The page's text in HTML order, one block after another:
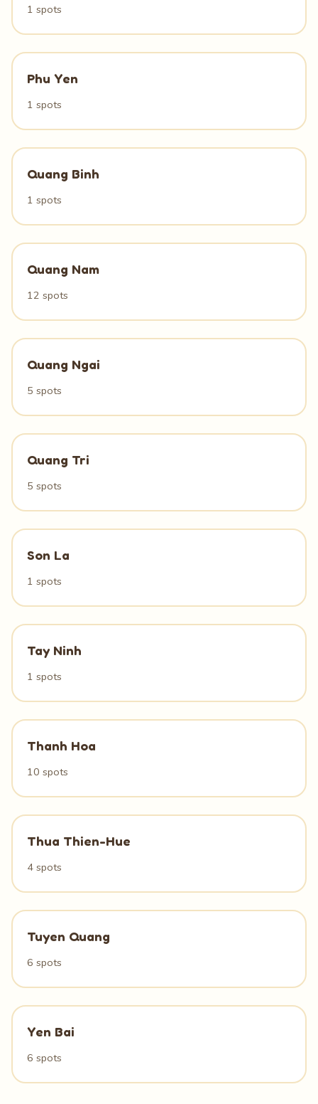
1 spots
Phu Yen
1 spots
Quang Binh
1 spots
Quang Nam
12 spots
Quang Ngai
5 spots
Quang Tri
5 spots
Son La
1 spots
Tay Ninh
1 spots
Thanh Hoa
10 spots
Thua Thien-Hue
4 spots
Tuyen Quang
6 spots
Yen Bai
6 spots